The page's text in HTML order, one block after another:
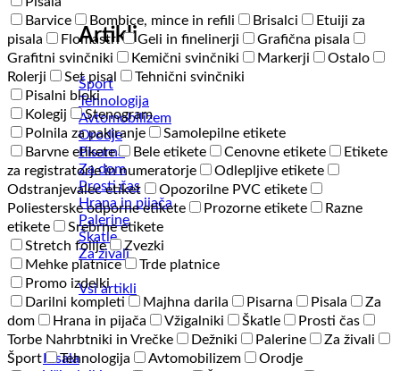
Artikli
Šport
Tehnologija
Avtomobilizem
Orodje
Pisarna
Za dom
Prosti čas
Hrana in pijača
Palerine
Škatle
Za živali
Vsi artikli
Pisala
Barvice
Bombice, mince in refili Brisalci
Etuiji za
pisala
Flomastri Geli in finelinerji
Grafična pisala
Grafitni svinčniki
Kemični svinčniki Markerji
Ostalo
Rolerji
Set pisal
Tehnični svinčniki
Pisalni bloki
Kolegij
Stenogram
Polnila za pakiranje
Samolepilne etikete
Barvne etikete
Bele etikete Cenovne etikete
Etikete
za registratorje in numeratorje
Odlepljive etikete
Odstranjevalec etiket
Opozorilne PVC etikete
Poliesterske odporne etikete
Prozorne etikete
Razne
etikete
Srebrne etikete
Stretch folije
Zvezki
Mehke platnice
Trde platnice
Promo izdelki
Darilni kompleti
Majhna darila Pisarna Pisala
Za
dom
Hrana in pijača Vžigalniki Škatle
Prosti čas
Torbe Nahrbtniki in Vrečke
Dežniki Palerine
Za živali
Šport
Tehnologija Avtomobilizem
Orodje